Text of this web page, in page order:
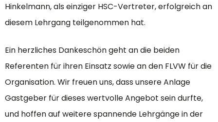
Hinkelmann, als einziger HSC-Vertreter, erfolgreich an
diesem Lehrgang teilgenommen hat.
Ein herzliches Dankeschön geht an die beiden
Referenten für ihren Einsatz sowie an den FLVW für die
Organisation. Wir freuen uns, dass unsere Anlage
Gastgeber für dieses wertvolle Angebot sein durfte,
und hoffen auf weitere spannende Lehrgänge in der